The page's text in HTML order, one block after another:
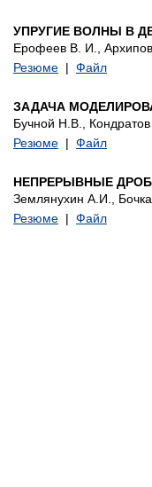
УПРУГИЕ ВОЛНЫ В
Ерофеев В. И.,
Резюме | Файл
ЗАДАЧА
Бучной Н.В.,
Резюме | Файл
НЕПРЕРЫВНЫЕ
Землянухин А.И.,
Резюме | Файл